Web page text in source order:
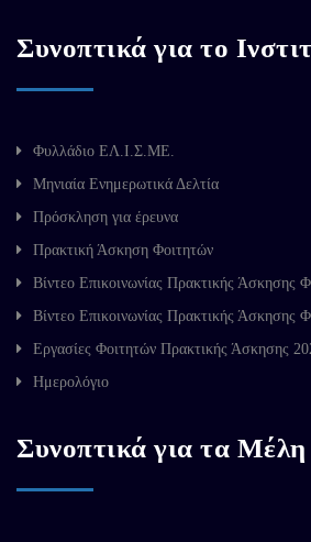
Συνοπτικά για το
Φυλλάδιο ΕΛ.Ι.Σ.ΜΕ.
Μηνιαία Ενημερωτικά Δελτία
Πρόσκληση για έρευνα
Πρακτική Άσκηση Φοιτητών
Βίντεο Επικοινωνίας Πρακτικής Άσκησης
Βίντεο Επικοινωνίας Πρακτικής Άσκησης
Εργασίες Φοιτητών Πρακτικής Άσκησης
Ημερολόγιο
Συνοπτικά για τα Μέλη